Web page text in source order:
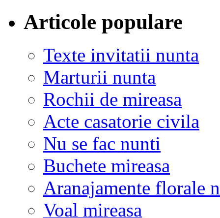
Articole populare
Texte invitatii nunta
Marturii nunta
Rochii de mireasa
Acte casatorie civila
Nu se fac nunti
Buchete mireasa
Aranajamente florale
Voal mireasa